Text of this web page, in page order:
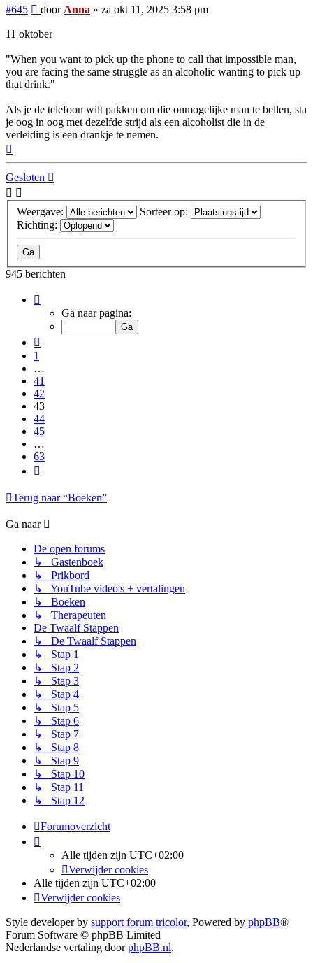
#645 Bericht
doorAnna » za okt 11, 2025 3:58 pm
11 oktober
"When you want to pick up the phone to call that impossible man,
you are facing the same struggle as an alcoholic wanting to pick up
that drink."
Als je de telefoon wilt pakken om die onmogelijke man te bellen, sta
je oog in oog met dezelfde strijd als een alcoholist die in de
verleiding is een drankje te nemen.
Gesloten
Weergave:
Sorteer op:
Richting:
945 berichten
43
van
Ga naar pagina:
1
…
41
42
43
44
45
…
63
Terug naar “Boeken”
Ga naar
De open forums
↳ Gastenboek
↳ Prikbord
↳ YouTube video's + vertalingen
↳ Boeken
↳ Therapeuten
De Twaalf Stappen
↳ De Twaalf Stappen
↳ Stap 1
↳ Stap 2
↳ Stap 3
↳ Stap 4
↳ Stap 5
↳ Stap 6
↳ Stap 7
↳ Stap 8
↳ Stap 9
↳ Stap 10
↳ Stap 11
↳ Stap 12
Forumoverzicht
Alle tijden zijn UTC+02:00
Verwijder cookies
Alle tijden zijn UTC+02:00
Verwijder cookies
Style developer by support forum tricolor, Powered by phpBB®
Forum Software © phpBB Limited
Nederlandse vertaling doorphpBB.nl.